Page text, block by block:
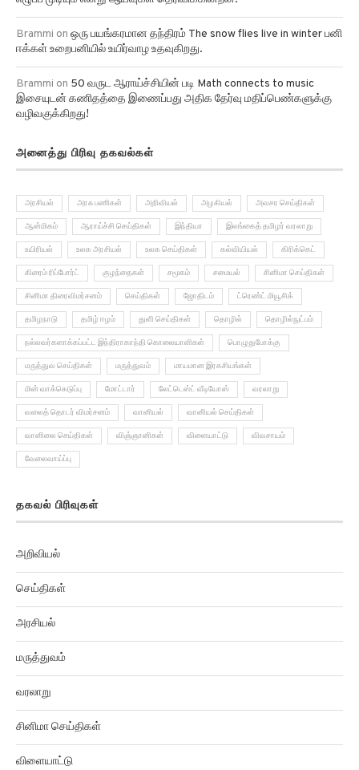
Brammionஒரு பயங்கரமான தந்திரம் The snow flies live in winter பனி
ஈக்கள் உறைபனியில் உயிர்வாழ உதவுகிறது.
Brammion50 வருட ஆராய்ச்சியின் படி Math connects to music
இசையுடன் கணிதத்தை இணைப்பது அதிக தேர்வு மதிப்பெண்களுக்கு
வழிவகுக்கிறது!
ஆன்மிகம் ஆராய்ச்சி செய்திகள் இந்தியா இலங்கைத் தமிழர் வரலாறு
உயிரியல் உலக அரசியல் உலக செய்திகள் கல்வியியல் கிரிக்கெட்
கிரைம் ரிப்போர்ட் குழந்தைகள் சமூகம் சமையல் சினிமா செய்திகள்
சினிமா திரைவிமர்சனம் செய்திகள் ஜோதிடம் ட்ரெண்ட் மியூசிக்
தமிழநாடு தமிழ் ஈழம் துளி செய்திகள் தொழில் தொழில்நுட்பம்
நல்லவர்களாக்கப்பட்ட இந்திராகாந்தி கொலையாளிகள் பொழுதுபோக்கு
மருத்துவ செய்திகள் மருத்துவம் மாயமான இரகசியங்கள்
மின் வாக்கெடுப்பு மோட்டார் லேட்டெஸ்ட் வீடியோஸ்
வலைத் தொடர் விமர்சனம் வானியல் வானியல் செய்திகள்
வானிலை செய்திகள் விஞ்ஞானிகள் விளையாட்டு விவசாயம்
வேலைவாய்ப்பு
செய்திகள்
அரசியல்
மருத்துவம்
வரலாறு
சினிமா செய்திகள்
விளையாட்டு